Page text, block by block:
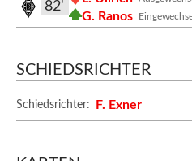
G. Ranos
82'
SCHIEDSRICHTER
Schiedsrichter: F. Exner